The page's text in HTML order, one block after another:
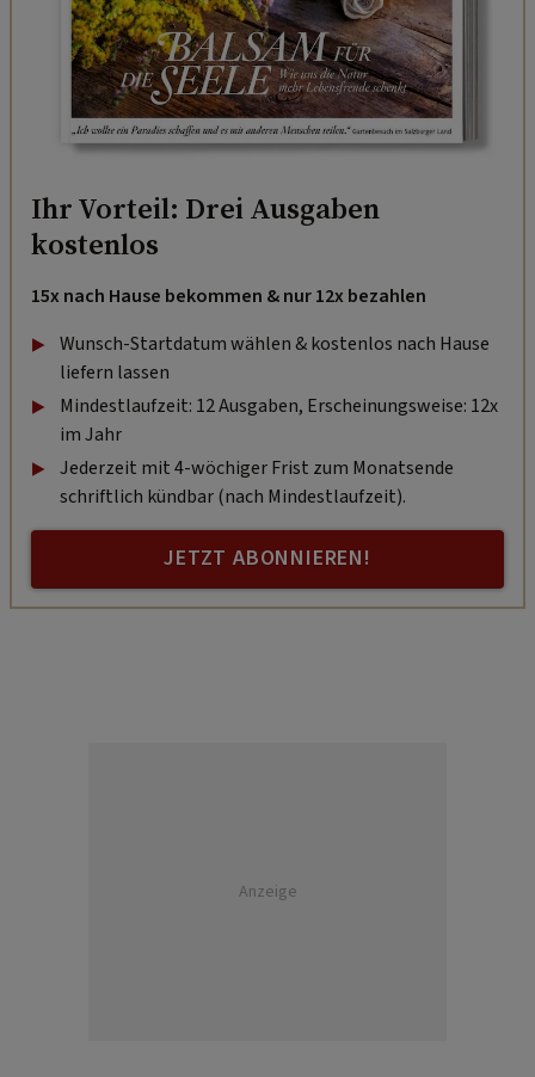
Ihr Vorteil: Drei Ausgaben
kostenlos
15x nach Hause bekommen & nur 12x bezahlen
Wunsch-Startdatum wählen & kostenlos nach Hause
liefern lassen
Mindestlaufzeit: 12 Ausgaben, Erscheinungsweise: 12x
im Jahr
Jederzeit mit 4-wöchiger Frist zum Monatsende
schriftlich kündbar (nach Mindestlaufzeit).
JETZT ABONNIEREN!
Anzeige